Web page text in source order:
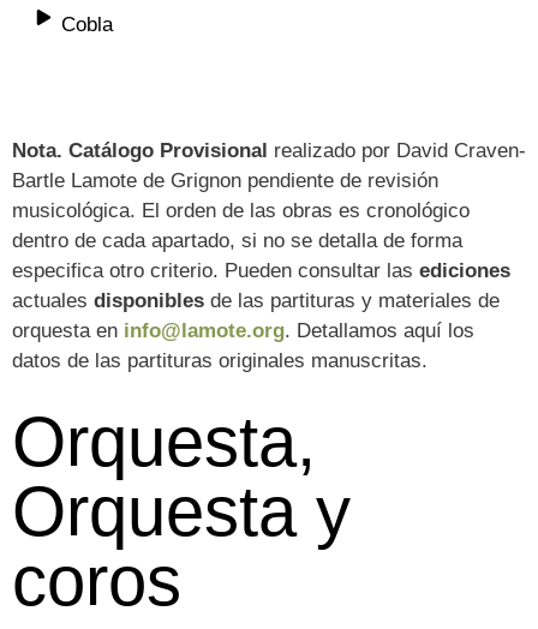
Cobla
Nota. Catálogo Provisional realizado por David Craven-
Bartle Lamote de Grignon pendiente de revisión
musicológica. El orden de las obras es cronológico
dentro de cada apartado, si no se detalla de forma
especifica otro criterio. Pueden consultar las ediciones
actuales disponibles de las partituras y materiales de
orquesta en info@lamote.org. Detallamos aquí los
datos de las partituras originales manuscritas.
Orquesta,
Orquesta y
coros